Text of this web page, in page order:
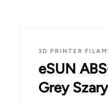
3D PRINTER
eSUN
Grey Szary